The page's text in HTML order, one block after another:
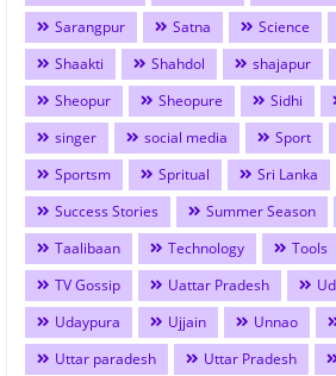
Sarangpur
Satna Science
Shaakti
Shahdol shajapur
Sheopur
Sheopure Sidhi
singer
social media Sport
Sportsm
Spritual Sri Lanka
Success Stories
Summer Season
Taalibaan
Technology Tools
TV Gossip
Uattar Pradesh
Udaypura
Ujjain Unnao
Uttar paradesh
Uttar Pradesh